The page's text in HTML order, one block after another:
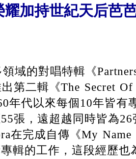
耀加持世紀天后芭
域的對唱特輯《
第二輯《The Secret
年代以來每個10年皆有
張，遠超越同時皆為
在完成自傳《My
輯的工作，這段經歷也